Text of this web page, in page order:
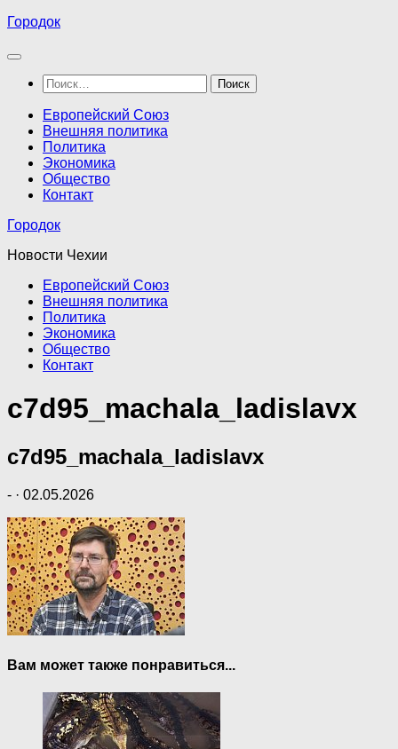
Перейти
содержимому
Городок
Найти:
Европейский Союз
Внешняя политика
Политика
Экономика
Общество
Контакт
Городок
Новости Чехии
Европейский Союз
Внешняя политика
Политика
Экономика
Общество
Контакт
c7d95_machala_ladislavx
c7d95_machala_ladislavx
- · 02.05.2026
Вам может также понравиться...